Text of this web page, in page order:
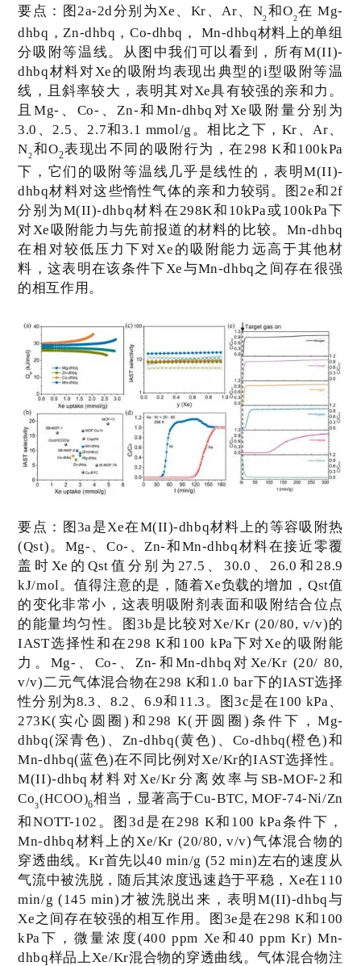
要点： 图2a-2d分别为Xe 、 Kr 、Ar、 N2和O2在 Mg-
dhbq ， Zn-dhbq ，Co-dhbq ， Mn-dhbq材料上的单组
分吸附等温线。从图中我们可以看到，所有M(II)-
dhbq材料对Xe 的吸附均表现出典型的i型吸附等温
线，且斜率较大，表明其对Xe具有较强的亲和力。
且Mg- 、 Co- 、 Zn-和Mn-dhbq 对 Xe 吸附量分别为
3.0 、 2.5 、 2.7和3.1 mmol/g 。相比之下， Kr 、 Ar、
N2和O2表现出不同的吸附行为，在 298 K和100kPa
下，它们的吸附等温线几乎是线性的，表明M(II)-
dhbq材料对这些惰性气体的亲和力较弱。图2e和 2f
分别为M(II)-dhbq材料在298K和 10kPa或100kPa下
对Xe吸附能力与先前报道的材料的比较。 Mn-dhbq
在相对较低压力下对Xe 的吸附能力远高于其他材
料，这表明在该条件下Xe与Mn-dhbq之间存在很强
的相互作用。
要点： 图 3a是Xe在M(II)-dhbq材料上的等容吸附热
(Qst)。 Mg- 、Co- 、Zn-和 Mn-dhbq材料在接近零覆
盖时 Xe 的 Qst 值分别为 27.5 、30.0 、26.0 和28.9
kJ/mol。值得注意的是，随着Xe负载的增加，Qst值
的变化非常小，这表明吸附剂表面和吸附结合位点
的能量均匀性。图3b是比较对Xe/Kr (20/80, v/v)的
IAST选择性和在298 K和 100 kPa下对Xe 的吸附能
力。 Mg- 、 Co- 、Zn- 和 Mn-dhbq 对 Xe/Kr (20/ 80,
v/v)二元气体混合物在298 K和 1.0 bar下的IAST选择
性分别为8.3 、 8.2 、6.9和 11.3。图3c是在100 kPa、
273K( 实心圆圈) 和298 K( 开圆圈) 条件下， Mg-
dhbq(深青色) 、 Zn-dhbq(黄色) 、 Co-dhbq(橙色)和
Mn-dhbq(蓝色)在不同比例对Xe/Kr的IAST选择性。
M(II)-dhbq 材料对Xe/Kr 分离效率与 SB-MOF-2 和
Co3(HCOO)6相当，显著高于Cu-BTC, MOF-74-Ni/Zn
和NOTT-102 。图3d 是在 298 K和 100 kPa条件下，
Mn-dhbq材料上的 Xe/Kr (20/80, v/v)气体混合物的
穿透曲线。Kr首先以40 min/g (52 min)左右的速度从
气流中被洗脱，随后其浓度迅速趋于平稳， Xe在110
min/g (145 min) 才被洗脱出来，表明M(II)-dhbq与
Xe之间存在较强的相互作用。图 3e是在298 K和100
kPa 下，微量浓度(400 ppm Xe 和40 ppm Kr) Mn-
dhbq样品上 Xe/Kr混合物的穿透曲线。气体混合物注